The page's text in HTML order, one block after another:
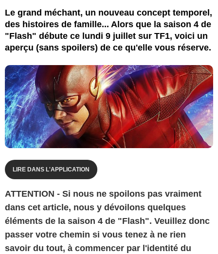
Le grand méchant, un nouveau concept temporel,
des histoires de famille... Alors que la saison 4 de
"Flash" débute ce lundi 9 juillet sur TF1, voici un
aperçu (sans spoilers) de ce qu'elle vous réserve.
LIRE DANS L'APPLICATION
ATTENTION - Si nous ne spoilons pas vraiment
dans cet article, nous y dévoilons quelques
éléments de la saison 4 de "Flash". Veuillez donc
passer votre chemin si vous tenez à ne rien
savoir du tout, à commencer par l'identité du